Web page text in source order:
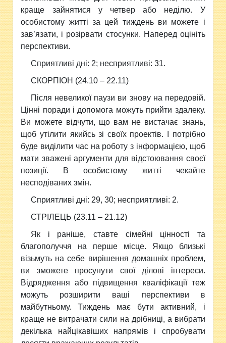
краще зайнятися у четвер або недiлю. У
особистому життi за цей тиждень ви можете i
зав’язати, i розiрвати стосунки. Наперед оцiнiть
перспективи.
Сприятливi днi: 2; несприятливi: 31.
СКОРПIОН (24.10 – 22.11)
Пiсля невеликої паузи ви знову на передовiй.
Цiннi поради i допомога можуть прийти здалеку.
Ви можете вiдчути, що вам не вистачає знань,
щоб утілити якийсь зi своїх проектiв. I потрiбно
буде видiлити час на роботу з iнформацiєю, щоб
мати зваженi аргументи для вiдстоювання своєї
позицiї. В особистому житті чекайте
несподiваних змiн.
Сприятливi днi: 29, 30; несприятливi: 2.
СТРIЛЕЦЬ (23.11 – 21.12)
Як i ранiше, ставте сiмейнi цiнностi та
благополуччя на перше мiсце. Якщо близькi
вiзьмуть на себе вирiшення домашнiх проблем,
ви зможете просунути свої дiловi iнтереси.
Вiдрядження або пiдвищення квалiфiкацiї теж
можуть розширити вашi перспективи в
майбутньому. Тиждень має бути активний, i
краще не витрачати сили на дрiбницi, а вибрати
декiлька найцiкавiших напрямiв i спробувати